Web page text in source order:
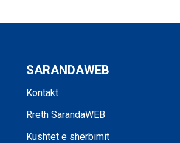
SARANDAWEB
Kontakt
Rreth SarandaWEB
Kushtet e shërbimit